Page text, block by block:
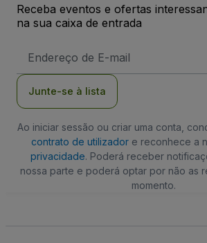
Receba eventos e ofertas
na sua caixa de entrada
de
Junte-se à lista
Ao iniciar sessão ou criar uma conta,
contrato de utilizadore reconhece a
privacidade. Poderá receber
nossa parte e poderá optar por não as
momento.